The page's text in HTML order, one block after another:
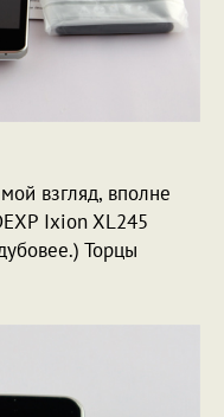
взгляд, вполне
Ixion XL245
Торцы